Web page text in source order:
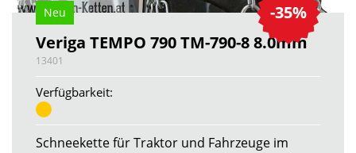
-35%
Neu
Veriga TEMPO 790 TM-790-8 8.0mm
13401
Verfügbarkeit:
Schneekette für Traktor und Fahrzeuge im